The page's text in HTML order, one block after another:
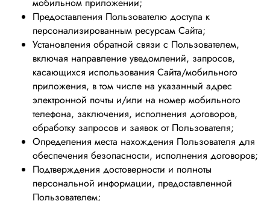
Предоставления Пользователю доступа к
персонализированным ресурсам Сайта;
Установления обратной связи с Пользователем,
включая направление уведомлений, запросов,
касающихся использования Сайта/мобильного
приложения, в том числе на указанный адрес
электронной почты и/или на номер мобильного
телефона, заключения, исполнения договоров,
обработку запросов и заявок от Пользователя;
Определения места нахождения Пользователя для
обеспечения безопасности, исполнения договоров;
Подтверждения достоверности и полноты
персональной информации, предоставленной
Пользователем;